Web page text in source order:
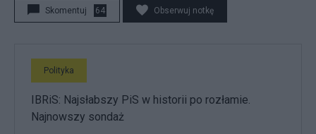
Skomentuj 64 Obserwuj notkę
Polityka
IBRiS: Najsłabszy PiS w historii po rozłamie.
Najnowszy sondaż